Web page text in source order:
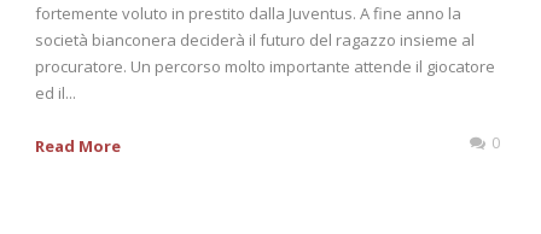
fortemente voluto in prestito dalla Juventus. A fine anno la
società bianconera deciderà il futuro del ragazzo insieme al
procuratore. Un percorso molto importante attende il giocatore
ed il...
Read More 0